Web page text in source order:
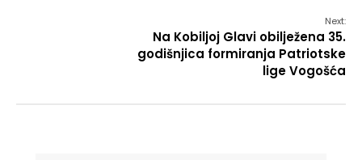
Next:
Na Kobiljoj Glavi obilježena 35.
godišnjica formiranja Patriotske
lige Vogošća